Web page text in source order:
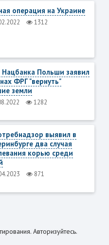
операция на Украине
1312
Нацбанка Польши заявил
ФРГ "вернуть"
земли
1282
выявил в
два случая
корью среди
871
Авторизуйтесь.